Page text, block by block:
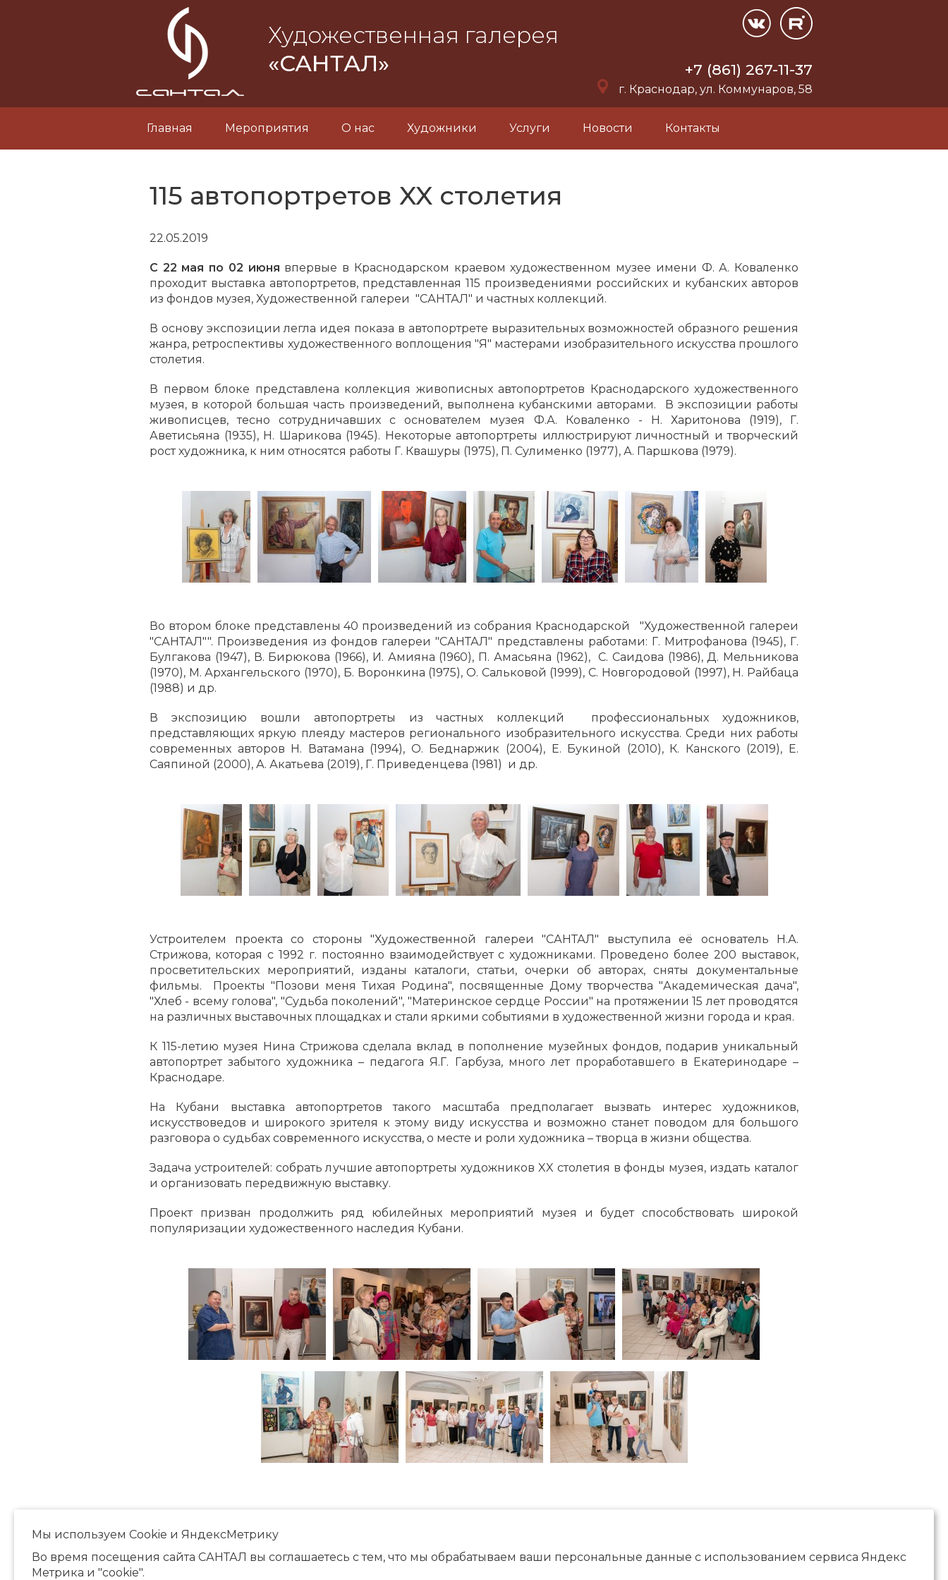
Художественная галерея
«САНТАЛ»
+7 (861) 267-11-37
г. Краснодар, ул. Коммунаров, 58
Главная Мероприятия О нас Художники Услуги Новости Контакты
115 автопортретов XX столетия
22.05.2019
С 22 мая по 02 июня впервые в Краснодарском краевом художественном музее имени Ф. А. Коваленко
проходит выставка автопортретов, представленная 115 произведениями российских и кубанских авторов
из фондов музея, Художественной галереи "САНТАЛ" и частных коллекций.
В основу экспозиции легла идея показа в автопортрете выразительных возможностей образного решения
жанра, ретроспективы художественного воплощения "Я" мастерами изобразительного искусства прошлого
столетия.
В первом блоке представлена коллекция живописных автопортретов Краснодарского художественного
музея, в которой большая часть произведений, выполнена кубанскими авторами. В экспозиции работы
живописцев, тесно сотрудничавших с основателем музея Ф.А. Коваленко - Н. Харитонова (1919), Г.
Аветисьяна (1935), Н. Шарикова (1945). Некоторые автопортреты иллюстрируют личностный и творческий
рост художника, к ним относятся работы Г. Квашуры (1975), П. Сулименко (1977), А. Паршкова (1979).
Во втором блоке представлены 40 произведений из собрания Краснодарской "Художественной галереи
"САНТАЛ"". Произведения из фондов галереи "САНТАЛ" представлены работами: Г. Митрофанова (1945), Г.
Булгакова (1947), В. Бирюкова (1966), И. Амияна (1960), П. Амасьяна (1962), С. Саидова (1986), Д. Мельникова
(1970), М. Архангельского (1970), Б. Воронкина (1975), О. Сальковой (1999), С. Новгородовой (1997), Н. Райбаца
(1988) и др.
В экспозицию вошли автопортреты из частных коллекций профессиональных художников,
представляющих яркую плеяду мастеров регионального изобразительного искусства. Среди них работы
современных авторов Н. Ватамана (1994), О. Беднаржик (2004), Е. Букиной (2010), К. Канского (2019), Е.
Саяпиной (2000), А. Акатьева (2019), Г. Приведенцева (1981) и др.
Устроителем проекта со стороны "Художественной галереи "САНТАЛ" выступила её основатель Н.А.
Стрижова, которая с 1992 г. постоянно взаимодействует с художниками. Проведено более 200 выставок,
просветительских мероприятий, изданы каталоги, статьи, очерки об авторах, сняты документальные
фильмы. Проекты "Позови меня Тихая Родина", посвященные Дому творчества "Академическая дача",
"Хлеб - всему голова", "Судьба поколений", "Материнское сердце России" на протяжении 15 лет проводятся
на различных выставочных площадках и стали яркими событиями в художественной жизни города и края.
К 115-летию музея Нина Стрижова сделала вклад в пополнение музейных фондов, подарив уникальный
автопортрет забытого художника – педагога Я.Г. Гарбуза, много лет проработавшего в Екатеринодаре –
Краснодаре.
На Кубани выставка автопортретов такого масштаба предполагает вызвать интерес художников,
искусствоведов и широкого зрителя к этому виду искусства и возможно станет поводом для большого
разговора о судьбах современного искусства, о месте и роли художника – творца в жизни общества.
Задача устроителей: собрать лучшие автопортреты художников XX столетия в фонды музея, издать каталог
и организовать передвижную выставку.
Проект призван продолжить ряд юбилейных мероприятий музея и будет способствовать широкой
популяризации художественного наследия Кубани.
Мы используем Сookie и ЯндексМетрику
Во время посещения сайта САНТАЛ вы соглашаетесь с тем, что мы обрабатываем ваши персональные данные с использованием сервиса Яндекс
Метрика и "cookie".